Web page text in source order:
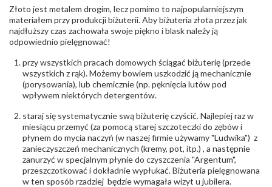
Masa
diamentów
(łącznie):
0.08 ct
Barwa:
Czystość
POZOSTAŁE KAMIENIE
Rodzaje
Liczba kamieni:
Szafir - 1 szt.
Szlif kamieni:
Princessa kwadrat
Masa kamieni
(łącznie):
ok. 0.42 ct.
INNE PARAMETRY
Złoto jest metalem drogim, lecz pomimo to najpopularniejszym
materiałem przy produkcji biżuterii. Aby biżuteria złota przez jak
najdłuższy czas zachowała swoje piękno i blask należy ją
odpowiednio pielęgnować!
przy wszystkich pracach domowych ściągać biżuterię (przede
wszystkich z rąk). Możemy bowiem uszkodzić ją mechanicznie
(porysowania), lub chemicznie (np. pęknięcia lutów pod
wpływem niektórych detergentów.
staraj się systematycznie swą biżuterię czyścić. Najlepiej raz w
miesiącu przemyć (za pomocą starej szczoteczki do zębów i
płynem do mycia naczyń (w naszej firmie używamy "Ludwika") z
zanieczyszczeń mechanicznych (kremy, pot, itp.) , a następnie
zanurzyć w specjalnym płynie do czyszczenia "Argentum",
przeszczotkować i dokładnie wypłukać. Biżuteria pielęgnowana
w ten sposób rzadziej będzie wymagała wizyt u jubilera.